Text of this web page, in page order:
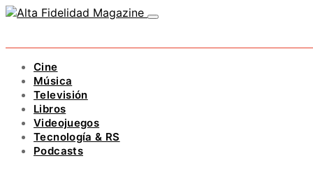
Cine
Música
Televisión
Libros
Videojuegos
Tecnología & RS
Podcasts